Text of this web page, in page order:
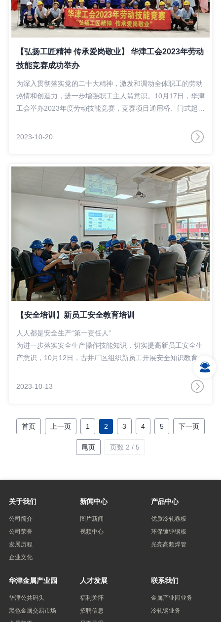
【弘扬工匠精神 传承爱岗敬业】 华津工会2023年劳动
技能竞赛成功举办
为深入贯彻落实党的二十大精神，激发和调动全体职工的劳动
热情和创造力，进一步增强职工主人翁意识。10月17日，华津
工会举办2023年度劳动技能竞赛，竞赛项目通用桥、门式起重
2023-10-20
【安全培训】新员工安全教育培训
人人都是安全生产“第一责任人”
为进一步落实安全生产操作技能知识，切实提高新员工安全生
产意识，10月12日，古井厂区组织新员工开展安全知识教育培
此次培训主要围绕安全生产基本知识、安全生产规章制度及安
全生产中责任承担等内容，以经典案例为切入点，对安全知
以及预防措施。
2023-10-13
首页 上一页 1 2 3 4 5 下一页
尾页 页数 2 / 5
关于我们
公司简介
公司荣誉
发展历程
企业文化
新闻中心
图片新闻
视频中心
产品中心
优质冷轧卷板
环保镀锌钢板
光亮高频焊管
华津金属产业园
华津公共码头
黑色金属交易市场
人才发展
福利关怀
招聘信息
联系我们
金属产业园业务
冷轧钢业务